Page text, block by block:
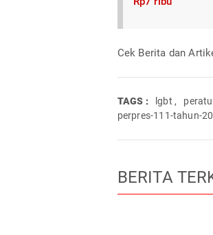
Cek Berita dan
TAGS : lgbt ,
perpres-111-tahun-
BERITA